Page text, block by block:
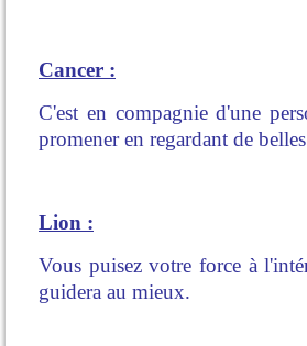
Cancer :
C'est en compagnie d'une
promener en regardant de
Lion :
Vous puisez votre force à
guidera au mieux.